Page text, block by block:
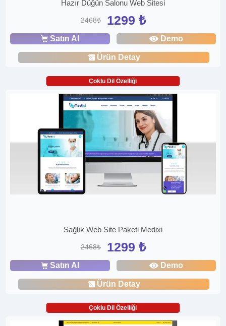
Hazır Düğün Salonu Web Sitesi
2468₺ 1299 ₺
Satın Al Demo
Ürün Detay
Çoklu Dil Özelliği
Sağlık Web Site Paketi Medixi
2468₺ 1299 ₺
Satın Al Demo
Ürün Detay
Çoklu Dil Özelliği